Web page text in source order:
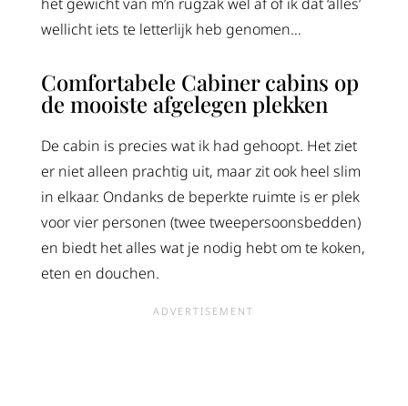
wellicht iets te letterlijk heb genomen…
Comfortabele Cabiner cabins op
de mooiste afgelegen plekken
De cabin is precies wat ik had gehoopt. Het ziet
er niet alleen prachtig uit, maar zit ook heel slim
in elkaar. Ondanks de beperkte ruimte is er plek
voor vier personen (twee tweepersoonsbedden)
en biedt het alles wat je nodig hebt om te koken,
eten en douchen.